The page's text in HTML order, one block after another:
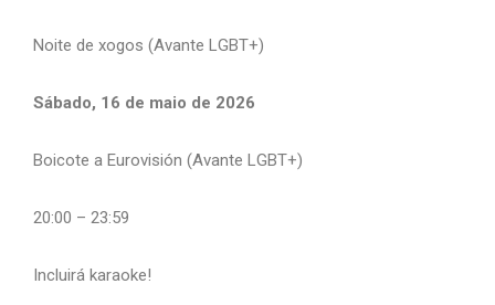
Noite de xogos (Avante LGBT+)
Sábado, 16 de maio de 2026
Boicote a Eurovisión (Avante LGBT+)
20:00 – 23:59
Incluirá karaoke!